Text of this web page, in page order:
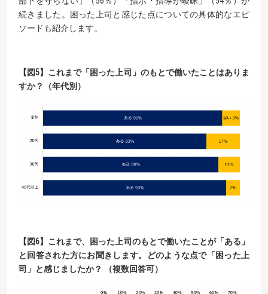
続きました。困った上司と感じた点についての具体的なエピ
ソードも紹介します。
【 図5】 これまで「困った上司」のもとで働いたことはありま
すか？（年代別）
【 図6】 これまで、困った上司のもとで働いたことが「ある」
と回答された方にお聞きします。
どのような点で「困った上
司」と感じましたか？
（複数回答可）